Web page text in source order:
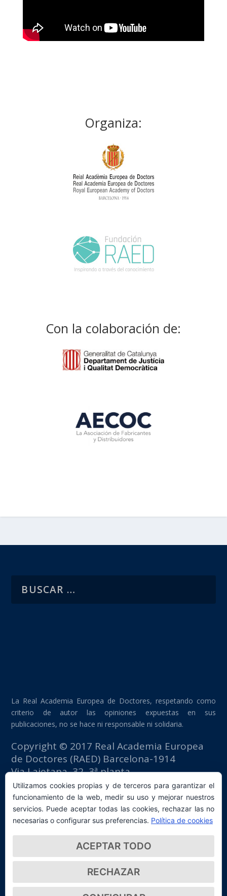
Organiza:
Con la colaboración de:
La Real Academia Europea de Doctores, respetando como
criterio de autor las opiniones expuestas en sus
publicaciones, no se hace ni responsable ni solidaria.
Copyright © 2017 Real Academia Europea
de Doctores (RAED) Barcelona-1914
Via Laietana, 32, 3ª planta
Edificio Fomento del Trabajo
08003 Barcelona (España)
tlf: +34 93 667 40 54
secretaria@raed.academy
Contacto y suscripción Newsletter
Política de privacidad
Utilizamos cookies propias y de terceros para garantizar el
funcionamiento de la web, medir su uso y mejorar nuestros
servicios. Puede aceptar todas las cookies, rechazar las no
necesarias o configurar sus preferencias. Política de cookies
ACEPTAR TODO
RECHAZAR